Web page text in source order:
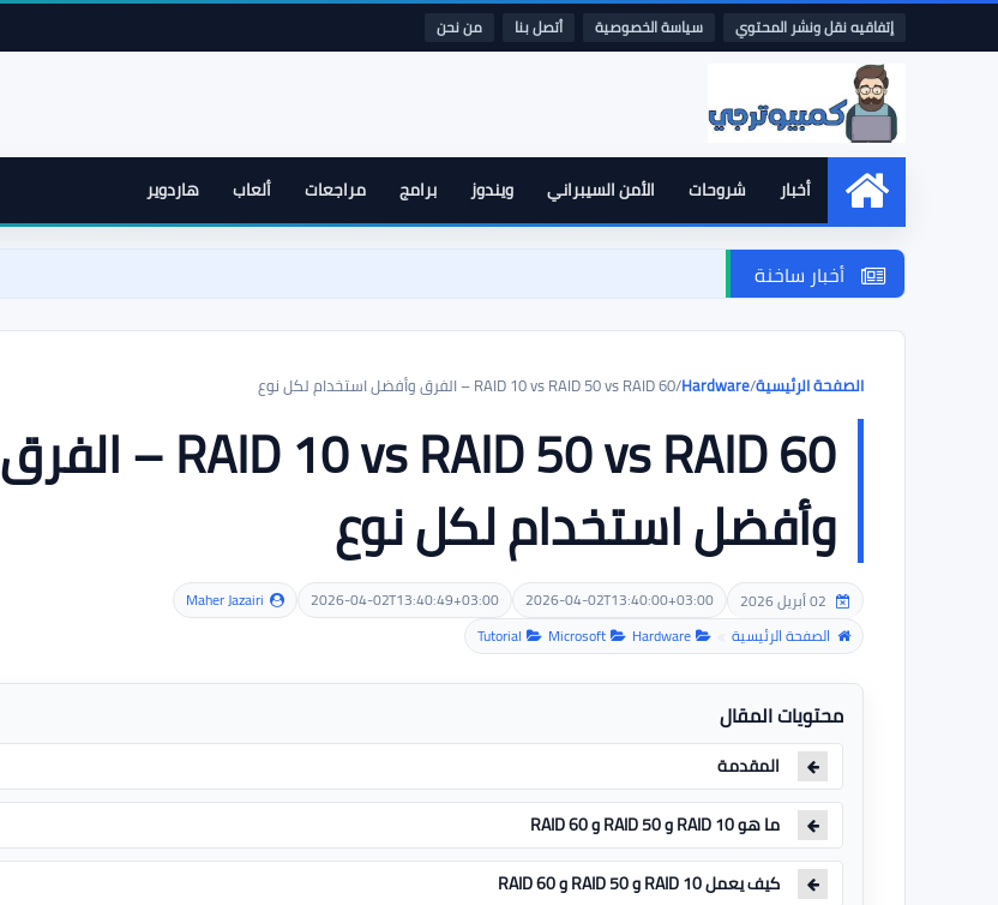
إتفاقيه نقل ونشر المحتوي سياسة الخصوصية أتصل بنا من نحن
الرئيسية
أخبار شروحات الأمن السيبراني ويندوز برامج مراجعات ألعاب هاردوير
أخبار ساخنة
الصفحة الرئيسية/
Hardware
/RAID 10 vs RAID 50 vs RAID 60 – الفرق وأفضل استخدام لكل نوع
RAID 10 vs RAID 50 vs RAID 60 – الفرق
وأفضل استخدام لكل نوع
2026-04-02T13:40:00+03:00
2026-04-02T13:40:49+03:00
Maher Jazairi
الصفحة الرئيسية
Hardware
Microsoft
Tutorial
محتويات المقال
المقدمة
ما هو RAID 10 و RAID 50 و RAID 60
كيف يعمل RAID 10 و RAID 50 و RAID 60